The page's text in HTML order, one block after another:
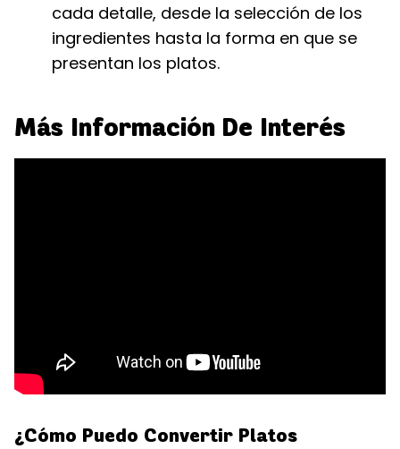
cada detalle, desde la selección de los
ingredientes hasta la forma en que se
presentan los platos.
Más Información De Interés
¿Cómo Puedo Convertir Platos